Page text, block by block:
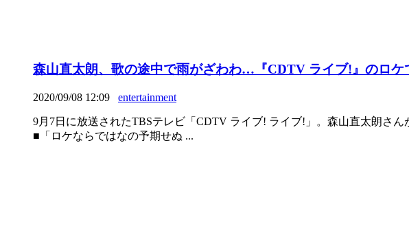
森山直太朗、歌の途中で雨がざわわ…『CDTV ライブ!』のロ
2020/09/08 12:09 entertainment
9月7日に放送されたTBSテレビ「CDTV ライブ! ライブ!」。森山直太朗さ
■「ロケならではなの予期せぬ ...